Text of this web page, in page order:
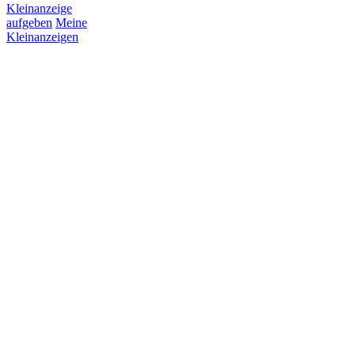
Kleinanzeige
aufgeben Meine
Kleinanzeigen